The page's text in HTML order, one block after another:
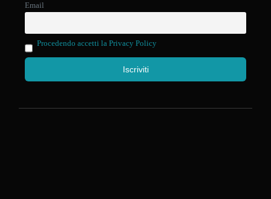
Email
Procedendo accetti la Privacy Policy